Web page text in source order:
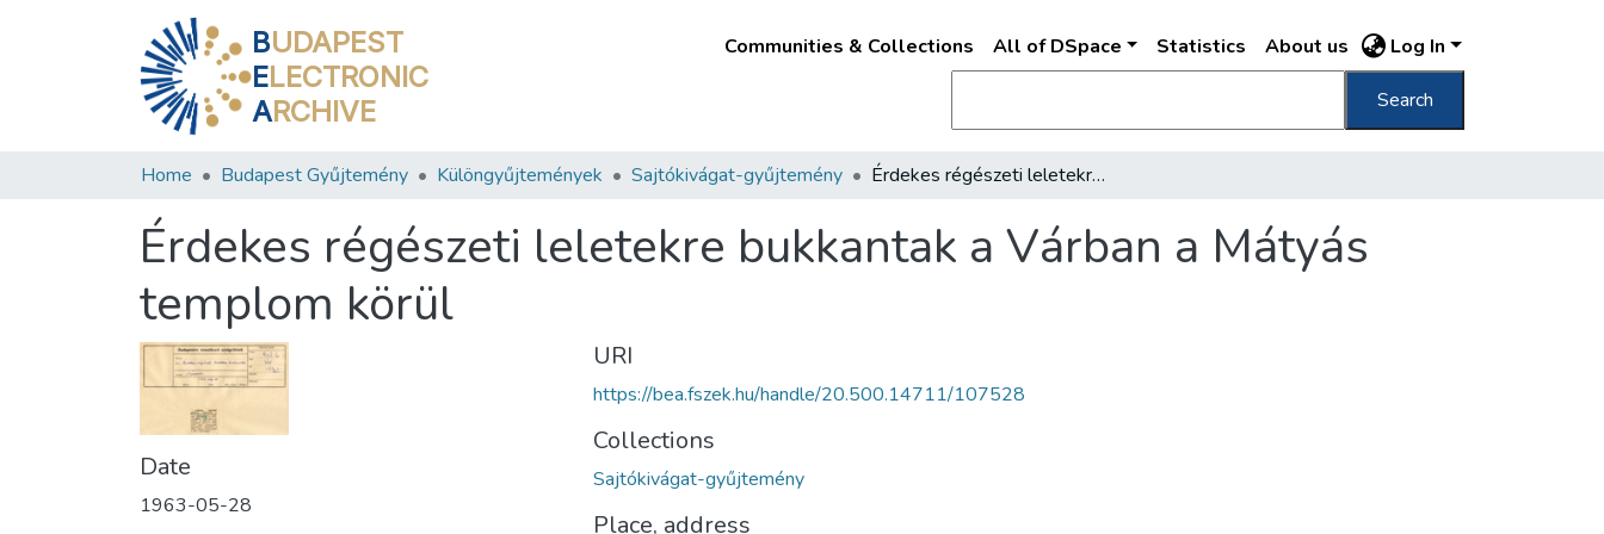
BUDAPEST
ELECTRONIC
ARCHIVE
Communities & Collections All of DSpace Statistics About us Log In
Search
Home Budapest Gyűjtemény Különgyűjtemények Sajtókivágat-gyűjtemény Érdekes régészeti leletekre bukkantak a Várban a Mátyás templom körül
Érdekes régészeti leletekre bukkantak a Várban a Mátyás
templom körül
Date
1963-05-28
URI
https://bea.fszek.hu/handle/20.500.14711/107528
Collections
Sajtókivágat-gyűjtemény
Place, address